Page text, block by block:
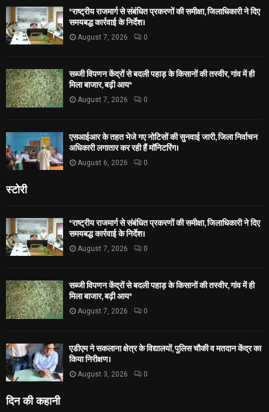
*राष्ट्रीय राजमार्ग से संबंधित प्रकरणों की समीक्षा, जिलाधिकारी ने दिए
समयबद्ध कार्रवाई के निर्देश।
August 7, 2026 0
सब्जी विपणन केंद्रों से बदली पहाड़ के किसानों की तस्वीर, गांव में ही
मिला बाजार, बढ़ी आय*
August 7, 2026 0
एसआईआर के तहत भेजे गए नोटिसों की सुनवाई जारी, जिला निर्वाचन
अधिकारी लगातार कर रही हैं मॉनिटरिंग।
August 6, 2026 0
स्टोरी
*राष्ट्रीय राजमार्ग से संबंधित प्रकरणों की समीक्षा, जिलाधिकारी ने दिए
समयबद्ध कार्रवाई के निर्देश।
August 7, 2026 0
सब्जी विपणन केंद्रों से बदली पहाड़ के किसानों की तस्वीर, गांव में ही
मिला बाजार, बढ़ी आय*
August 7, 2026 0
एडीएम ने सकलाना क्षेत्र के विद्यालयों, पुलिस चौकी व मतदान केंद्र का
किया निरीक्षण।
August 3, 2026 0
दिन की कहानी